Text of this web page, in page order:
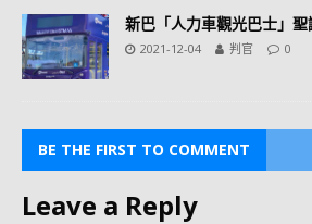
新巴「人力車觀光巴士」
2021-12-04 判官 0
BE THE FIRST TO COMMENT
Leave a Reply